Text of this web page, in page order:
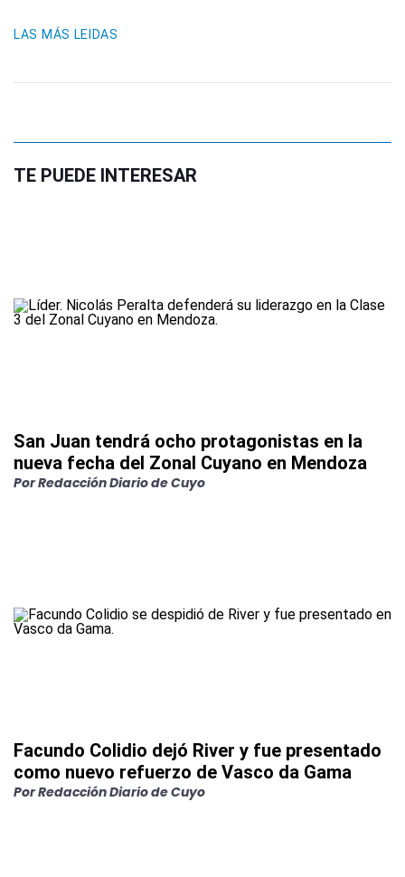
LAS MÁS LEIDAS
TE PUEDE INTERESAR
San Juan tendrá ocho protagonistas en la
nueva fecha del Zonal Cuyano en Mendoza
PorRedacción Diario de Cuyo
Facundo Colidio dejó River y fue presentado
como nuevo refuerzo de Vasco da Gama
PorRedacción Diario de Cuyo